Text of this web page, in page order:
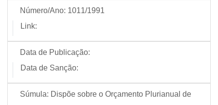
Número/Ano: 1011/1991
Link:
Data de Publicação:
Data de Sanção:
Súmula: Dispõe sobre o Orçamento Plurianual de